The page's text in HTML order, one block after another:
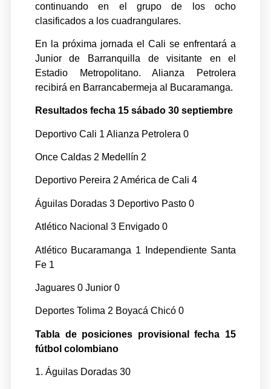
continuando en el grupo de los ocho
clasificados a los cuadrangulares.
En la próxima jornada el Cali se enfrentará a
Junior de Barranquilla de visitante en el
Estadio Metropolitano. Alianza Petrolera
recibirá en Barrancabermeja al Bucaramanga.
Resultados fecha 15 sábado 30 septiembre
Deportivo Cali 1 Alianza Petrolera 0
Once Caldas 2 Medellín 2
Deportivo Pereira 2 América de Cali 4
Águilas Doradas 3 Deportivo Pasto 0
Atlético Nacional 3 Envigado 0
Atlético Bucaramanga 1 Independiente Santa
Fe 1
Jaguares 0 Junior 0
Deportes Tolima 2 Boyacá Chicó 0
Tabla de posiciones provisional fecha 15
fútbol colombiano
1. Águilas Doradas 30